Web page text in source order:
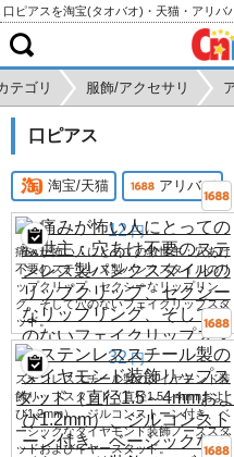
テゴリ 服飾/アクセサリ
口ピアス
淘宝/天猫 アリババ
12 円
痛みが怖い人にとっての救世主：穴あけ
不要のステンレス製パンクスタイルのリ
ップクリップ、セクシーなリップリン
グ、そして穴のないフェイクリップスタ
ッド。
32 円
ステンレススチール製のダイヤモンド装
飾リップスタッド（直径1.5～4mmおよ
び1.2mm）、ジルコンストーン付き、ベ
ーシックなダイヤモンド装飾ノーズスタ
ッドおよびイヤースタッド。